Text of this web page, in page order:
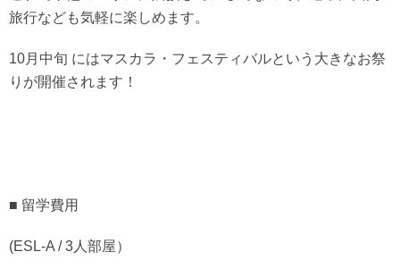
旅行なども気軽に楽しめます。
10月中旬 にはマスカラ・フェスティバルという大きなお祭
りが開催されます！
■ 留学費用
(ESL-A / 3人部屋）